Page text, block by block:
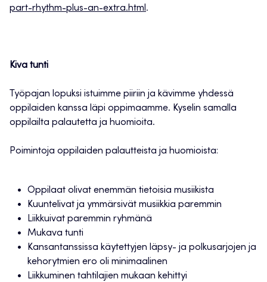
part-rhythm-plus-an-extra.html.
Kiva tunti
Työpajan lopuksi istuimme piiriin ja kävimme yhdessä
oppilaiden kanssa läpi oppimaamme. Kyselin samalla
oppilailta palautetta ja huomioita.
Poimintoja oppilaiden palautteista ja huomioista:
Oppilaat olivat enemmän tietoisia musiikista
Kuuntelivat ja ymmärsivät musiikkia paremmin
Liikkuivat paremmin ryhmänä
Mukava tunti
Kansantanssissa käytettyjen läpsy- ja polkusarjojen ja
kehorytmien ero oli minimaalinen
Liikkuminen tahtilajien mukaan kehittyi